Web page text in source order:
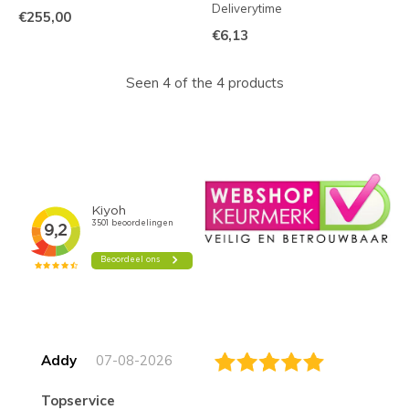
€255,00 Deliverytime
€6,13
Seen 4 of the 4 products
Addy 07-08-2026
topservice